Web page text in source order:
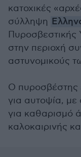
κατοχικές
σύλληψη
Πυροσβεστικής
στην περιοχή
αστυνομικούς
Ο πυροσβέστης
για αυτοψία, με
για καθαρισμό
καλοκαιρινής